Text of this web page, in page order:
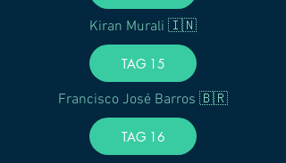
Kiran Murali 🇮🇳
TAG 15
Francisco José Barros 🇧🇷
TAG 16